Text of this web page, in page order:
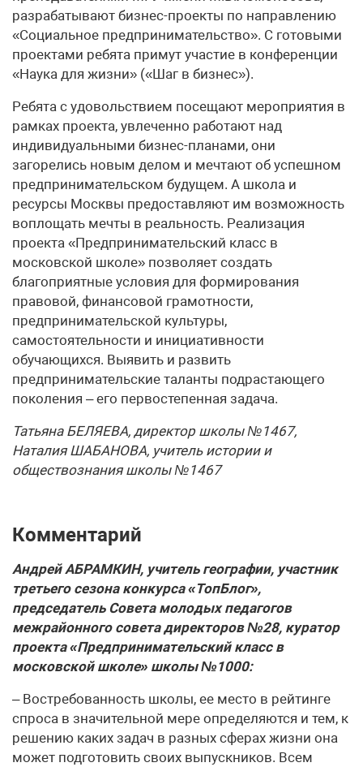
разрабатывают бизнес-проекты по направлению
«Социальное предпринимательство». С готовыми
проектами ребята примут участие в конференции
«Наука для жизни» («Шаг в бизнес»).
Ребята с удовольствием посещают мероприятия в
рамках проекта, увлеченно работают над
индивидуальными бизнес-планами, они
загорелись новым делом и мечтают об успешном
предпринимательском будущем. А школа и
ресурсы Москвы предоставляют им возможность
воплощать мечты в реальность. Реализация
проекта «Предпринимательский класс в
московской школе» позволяет создать
благоприятные условия для формирования
правовой, финансовой грамотности,
предпринимательской культуры,
самостоятельности и инициативности
обучающихся. Выявить и развить
предпринимательские таланты подрастающего
поколения – его первостепенная задача.
Татьяна БЕЛЯЕВА, директор школы №1467,
Наталия ШАБАНОВА, учитель истории и
обществознания школы №1467
Комментарий
Андрей АБРАМКИН, учитель географии, участник
третьего сезона конкурса «ТопБлог»,
председатель Совета молодых педагогов
межрайонного совета директоров №28, куратор
проекта «Предпринимательский класс в
московской школе» школы №1000:
– Востребованность школы, ее место в рейтинге
спроса в значительной мере определяются и тем, к
решению каких задач в разных сферах жизни она
может подготовить своих выпускников. Всем